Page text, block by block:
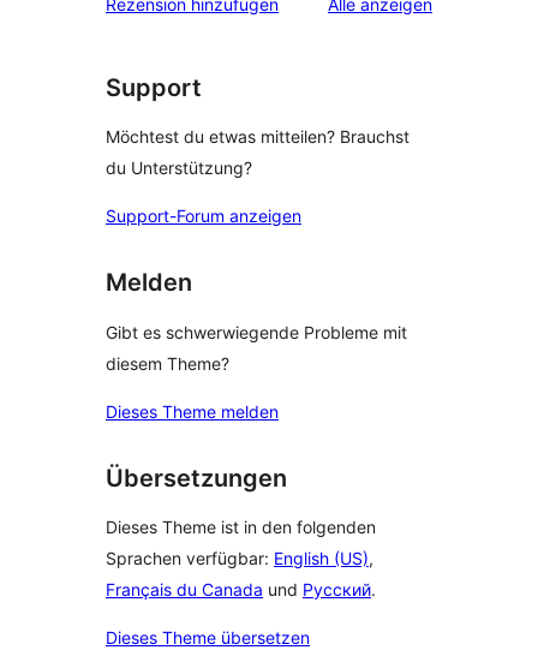
Support
Möchtest du etwas mitteilen? Brauchst
du Unterstützung?
Support-Forum anzeigen
Melden
Gibt es schwerwiegende Probleme mit
diesem Theme?
Dieses Theme melden
Übersetzungen
Dieses Theme ist in den folgenden
Sprachen verfügbar: English (US),
Français du Canada und Русский.
Dieses Theme übersetzen